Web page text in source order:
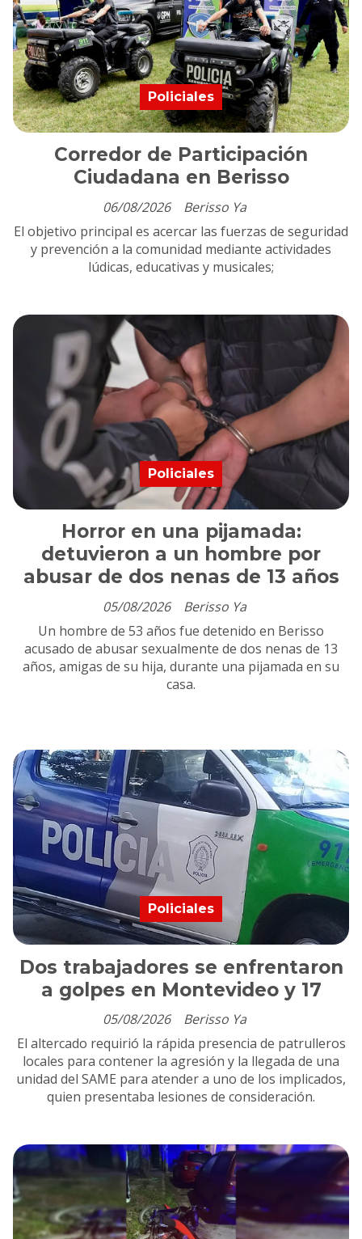
Corredor de Participación
Ciudadana en Berisso
Berisso Ya
Policiales
06/08/2026
El objetivo principal es acercar las fuerzas de seguridad
y prevención a la comunidad mediante actividades
lúdicas, educativas y musicales;
Horror en una pijamada:
detuvieron a un hombre por
abusar de dos nenas de 13 años
Berisso Ya
Policiales
05/08/2026
Un hombre de 53 años fue detenido en Berisso
acusado de abusar sexualmente de dos nenas de 13
años, amigas de su hija, durante una pijamada en su
casa.
Dos trabajadores se enfrentaron
a golpes en Montevideo y 17
Berisso Ya
Policiales
05/08/2026
El altercado requirió la rápida presencia de patrulleros
locales para contener la agresión y la llegada de una
unidad del SAME para atender a uno de los implicados,
quien presentaba lesiones de consideración.